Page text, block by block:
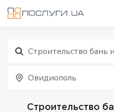
Строительство бань
Овидиополь
Строительство